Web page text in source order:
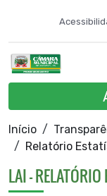
Início
Relatório
LAI -